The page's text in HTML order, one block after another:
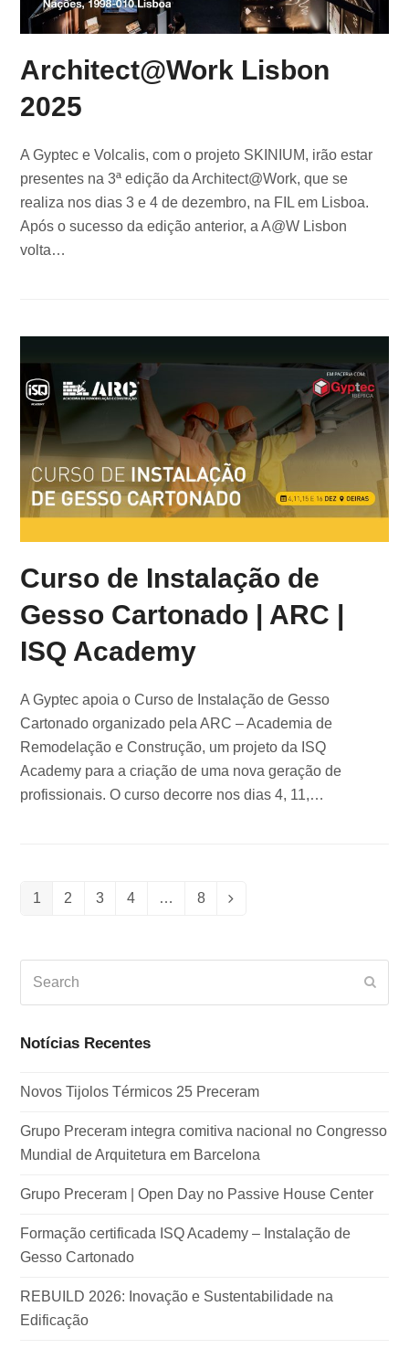
Architect@Work Lisbon
2025
A Gyptec e Volcalis, com o projeto SKINIUM, irão estar
presentes na 3ª edição da Architect@Work, que se
realiza nos dias 3 e 4 de dezembro, na FIL em Lisboa.
Após o sucesso da edição anterior, a A@W Lisbon
volta…
Curso de Instalação de
Gesso Cartonado | ARC |
ISQ Academy
A Gyptec apoia o Curso de Instalação de Gesso
Cartonado organizado pela ARC – Academia de
Remodelação e Construção, um projeto da ISQ
Academy para a criação de uma nova geração de
profissionais. O curso decorre nos dias 4, 11,…
Page
1 Page
2 Page
3 Page
4 … Page
8 Next
Notícias Recentes
Novos Tijolos Térmicos 25 Preceram
Grupo Preceram integra comitiva nacional no Congresso
Mundial de Arquitetura em Barcelona
Grupo Preceram | Open Day no Passive House Center
Formação certificada ISQ Academy – Instalação de
Gesso Cartonado
REBUILD 2026: Inovação e Sustentabilidade na
Edificação